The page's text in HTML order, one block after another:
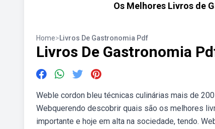
Os Melhores Livros de
Home>Livros De Gastronomia Pdf
Livros De Gastronomia
Weble cordon bleu técnicas culinárias mais de
Webquerendo descobrir quais são os melhores
importante e hoje em alta na sociedade, tendo.